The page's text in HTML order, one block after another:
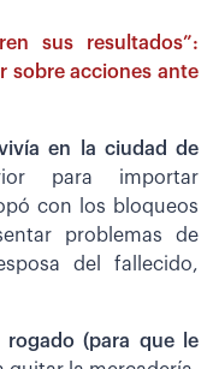
sus resultados”:
sobre acciones ante
en la ciudad de
para importar
con los bloqueos
problemas de
del fallecido,
rogado (para que le